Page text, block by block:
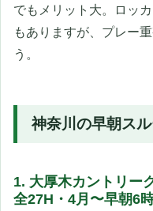
でもメリット大。ロッ
もありますが、プレー
う。
神奈川の早朝ス
1. 大厚木カントリー
全27H・4月〜早朝6